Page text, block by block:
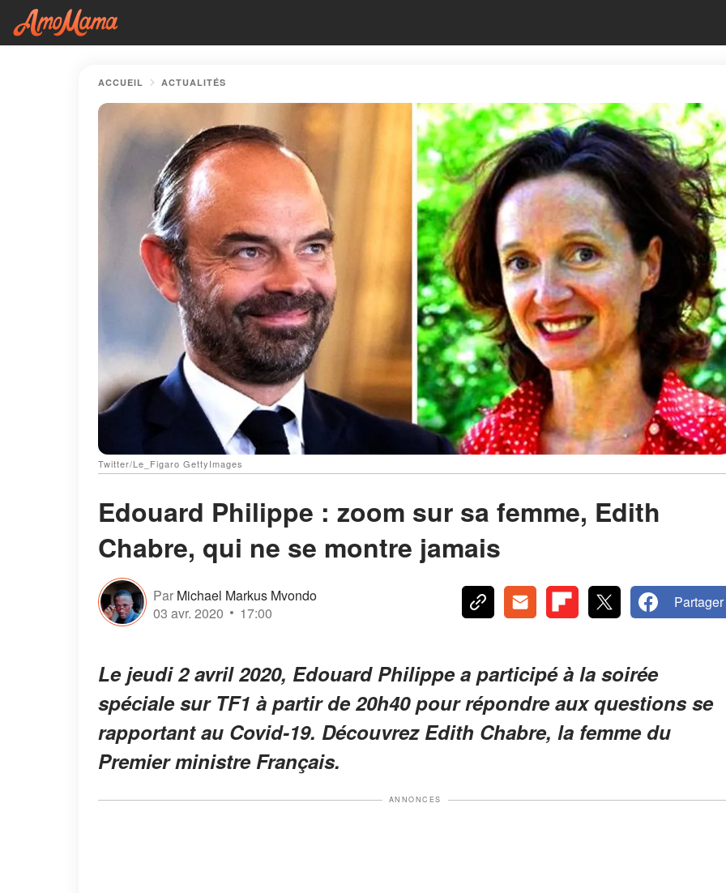
ACCUEIL ACTUALITÉS
Twitter/Le_Figaro GettyImages
Edouard Philippe : zoom sur sa femme, Edith
Chabre, qui ne se montre jamais
Par Michael Markus Mvondo
03 avr. 2020
17:00
Partager
Le jeudi 2 avril 2020, Edouard Philippe a participé à la soirée
spéciale sur TF1 à partir de 20h40 pour répondre aux questions se
rapportant au Covid-19. Découvrez Edith Chabre, la femme du
Premier ministre Français.
ANNONCES